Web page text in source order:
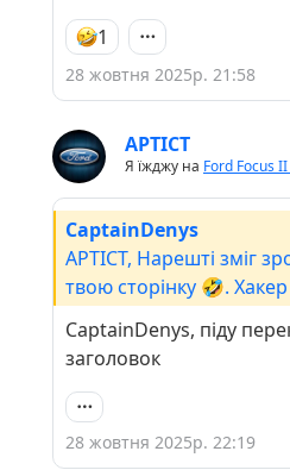
1
28 жовтня 2025р. 21:58
APTICT
Я їжджу на Ford Focus
CaptainDenys
APTICT, Нарешті зміг
твою сторінку 🤣.
CaptainDenys, піду
заголовок
28 жовтня 2025р. 22:19